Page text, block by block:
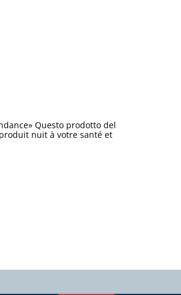
Questo prodotto del
nuit à votre santé et